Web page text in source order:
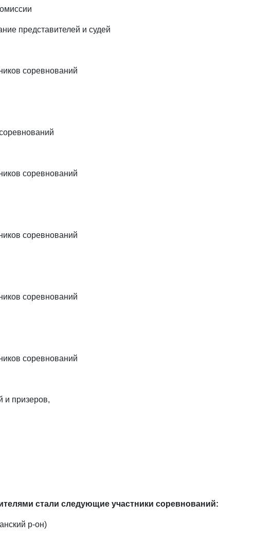
представителей и судей
соревнований
соревнований
соревнований
соревнований
соревнований
и призеров,
стали следующие участники соревнований:
р-он)